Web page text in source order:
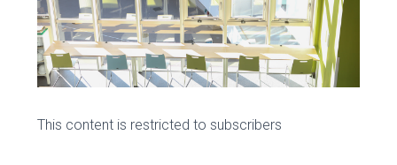
This content is restricted to subscribers